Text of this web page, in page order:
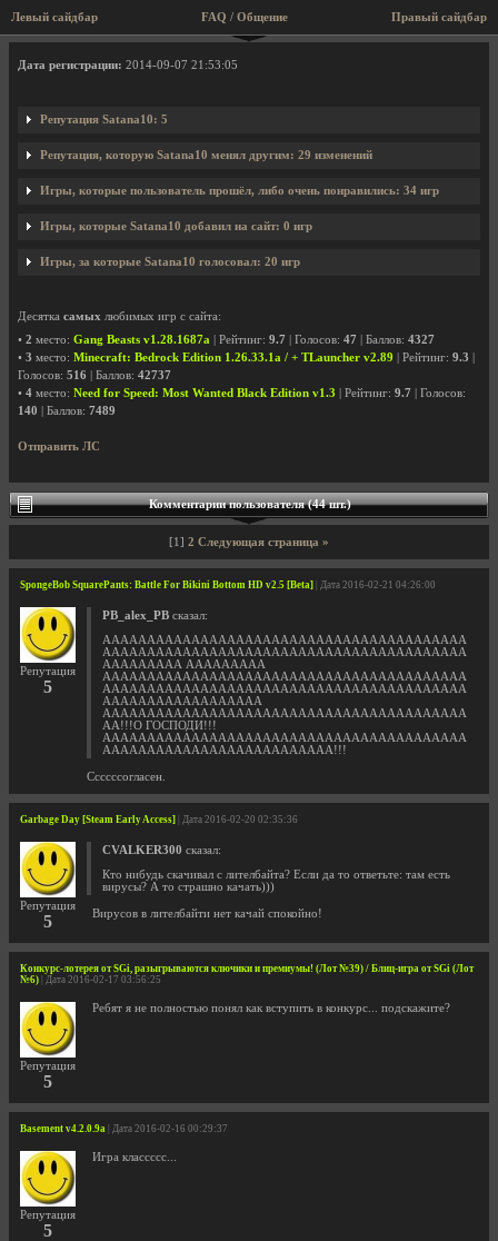
Левый сайдбар Правый сайдбар
FAQ / Общение
Профиль пользователя Satana10
Дата регистрации: 2014-09-07 21:53:05
Репутация Satana10: 5
Репутация, которую Satana10 менял другим: 29 изменений
Игры, которые пользователь прошёл, либо очень понравились: 34 игр
Игры, которые Satana10 добавил на сайт: 0 игр
Игры, за которые Satana10 голосовал: 20 игр
Десятка самых любимых игр с сайта:
• 2 место: Gang Beasts v1.28.1687a | Рейтинг: 9.7 | Голосов: 47 | Баллов: 4327
• 3 место: Minecraft: Bedrock Edition 1.26.33.1a / + TLauncher v2.89 | Рейтинг: 9.3
Голосов: 516 | Баллов: 42737
• 4 место: Need for Speed: Most Wanted Black Edition v1.3 | Рейтинг: 9.7 | Голосов:
140 | Баллов: 7489
Отправить ЛС
Комментарии пользователя (44 шт.)
[1] 2 Следующая страница »
SpongeBob SquarePants: Battle For Bikini Bottom HD v2.5 [Beta] | Дата 2016-02-21 04:26:00
Репутация
5
PB_alex_PB сказал:
ААААААААААААААААААААААААААААААААААААААААА
ААААААААААААААААААААААААААААААААААААААААА
ААААААААА ААААААААА
ААААААААААААААААААААААААААААААААААААААААА
ААААААААААААААААААААААААААААААААААААААААА
АААААААААААААААААА
ААААААААААААААААААААААААААААААААААААААААА
АА!!!О ГОСПОДИ!!!
ААААААААААААААААААААААААААААААААААААААААА
АААААААААААААААААААААААААА!!!
Ссссссогласен.
Garbage Day [Steam Early Access] | Дата 2016-02-20 02:35:36
Репутация
5
CVALKER300 сказал:
Кто нибудь скачивал с лителбайта? Если да то ответьте: там есть
вирусы? А то страшно качать)))
Вирусов в лителбайти нет качай спокойно!
Конкурс-лотерея от SGi, разыгрываются ключики и премиумы! (Лот №39) / Блиц-игра от SGi (Лот
№6) | Дата 2016-02-17 03:56:25
Репутация
5
Ребят я не полностью понял как вступить в конкурс... подскажите?
Basement v4.2.0.9a | Дата 2016-02-16 00:29:37
Репутация
5
Игра классссс...